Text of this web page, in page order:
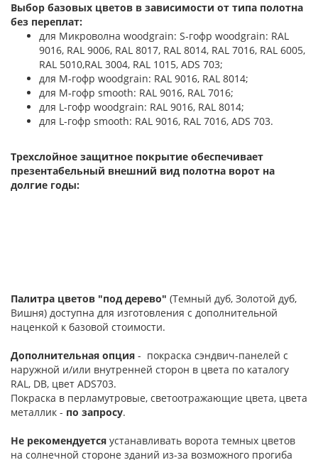
Выбор базовых цветов в зависимости от типа полотна
без переплат:
для Микроволна woodgrain: S-гофр woodgrain: RAL
9016, RAL 9006, RAL 8017, RAL 8014, RAL 7016, RAL 6005,
RAL 5010,RAL 3004, RAL 1015, ADS 703;
для М-гофр woodgrain: RAL 9016, RAL 8014;
для М-гофр smooth: RAL 9016, RAL 7016;
для L-гофр woodgrain: RAL 9016, RAL 8014;
для L-гофр smooth: RAL 9016, RAL 7016, ADS 703.
Трехслойное защитное покрытие обеспечивает
презентабельный внешний вид полотна ворот на
долгие годы:
Палитра цветов "под дерево" (Темный дуб, Золотой дуб,
Вишня) доступна для изготовления с дополнительной
наценкой к базовой стоимости.
Дополнительная опция - покраска сэндвич-панелей с
наружной и/или внутренней сторон в цвета по каталогу
RAL, DB, цвет ADS703.
Покраска в перламутровые, светоотражающие цвета, цвета
металлик - по запросу.
Не рекомендуется устанавливать ворота темных цветов
на солнечной стороне зданий из-за возможного прогиба